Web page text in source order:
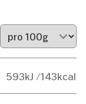
593kJ /143kcal